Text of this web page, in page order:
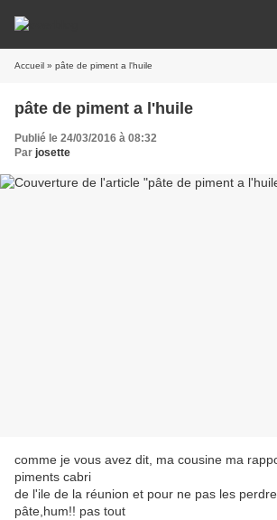
Accueil » pâte de piment a l'huile
pâte de piment a l'huile
Publié le 24/03/2016 à 08:32
Par josette
comme je vous avez dit, ma cousine ma
piments cabri
de l'ile de la réunion et pour ne pas les
pâte,hum!! pas tout